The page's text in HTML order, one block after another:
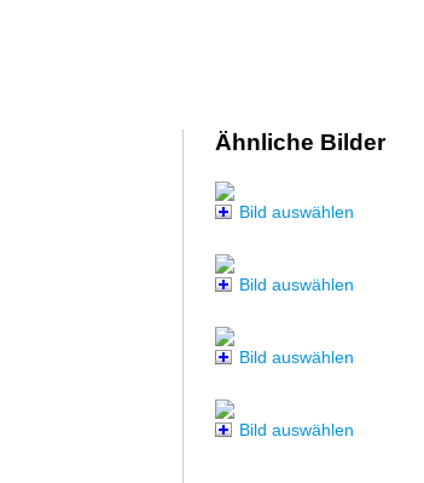
Ähnliche Bilder
Bild auswählen
Bild auswählen
Bild auswählen
Bild auswählen